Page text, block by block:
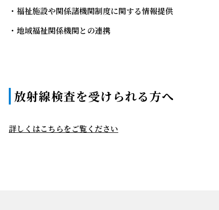
福祉施設や関係諸機関制度に関する情報提供
地域福祉関係機関との連携
放射線検査を受けられる方へ
詳しくはこちらをご覧ください